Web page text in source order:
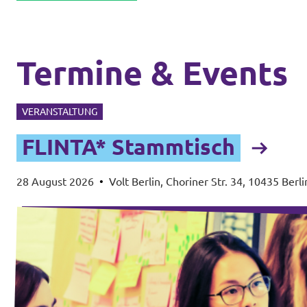
Termine & Events
VERANSTALTUNG
FLINTA* Stammtisch
28 August 2026 • Volt Berlin, Choriner Str. 34, 10435